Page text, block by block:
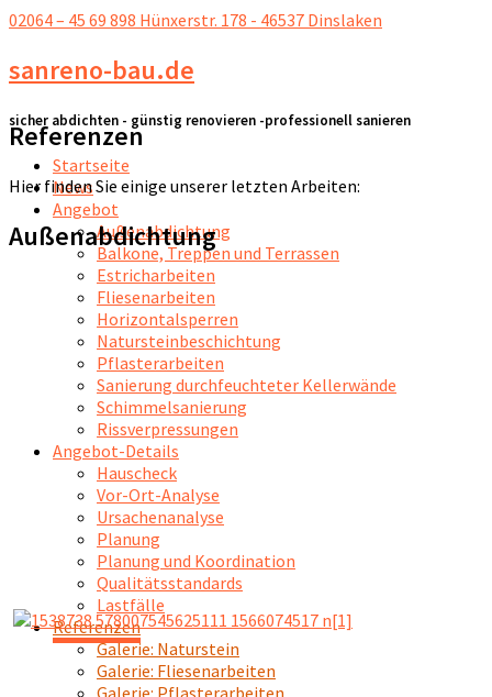
02064 – 45 69 898 Hünxerstr. 178 - 46537 Dinslaken
sanreno-bau.de
sicher abdichten - günstig renovieren -professionell sanieren
Startseite
News
Angebot
Außenabdichtung
Balkone, Treppen und Terrassen
Estricharbeiten
Fliesenarbeiten
Horizontalsperren
Natursteinbeschichtung
Pflasterarbeiten
Sanierung durchfeuchteter Kellerwände
Schimmelsanierung
Rissverpressungen
Angebot-Details
Hauscheck
Vor-Ort-Analyse
Ursachenanalyse
Planung
Planung und Koordination
Qualitätsstandards
Lastfälle
Referenzen
Galerie: Naturstein
Galerie: Fliesenarbeiten
Referenzen
Hier finden Sie einige unserer letzten Arbeiten:
Außenabdichtung